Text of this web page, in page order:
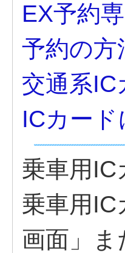
EX予約
予約の方
交通系
ICカード
乗車用IC
乗車用IC
画面」